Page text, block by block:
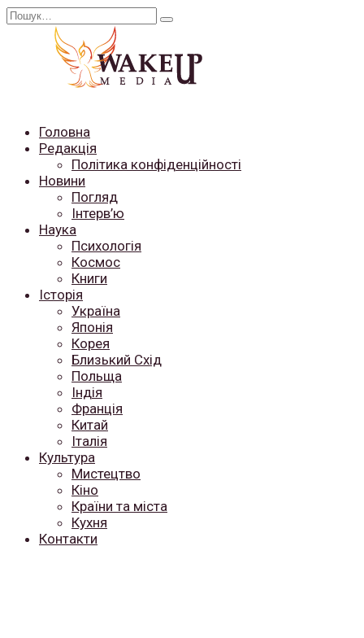
Перейти
Search
Головна
Редакція
Політика конфіденційності
Новини
Погляд
Інтерв’ю
Наука
Психологія
Космос
Книги
Історія
Україна
Японія
Корея
Близький Схід
Польща
Індія
Франція
Китай
Італія
Культура
Мистецтво
Кіно
Країни та міста
Кухня
Контакти